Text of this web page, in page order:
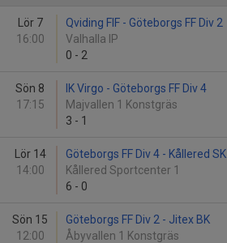
Lör 7
16:00
Qviding FIF - Göteborgs FF Div 2
Valhalla IP
0 - 2
Sön 8
17:15
IK Virgo - Göteborgs FF Div 4
Majvallen 1 Konstgräs
3 - 1
Lör 14
14:00
Göteborgs FF Div 4 - Kållered SK
Kållered Sportcenter 1
6 - 0
Sön 15
12:00
Göteborgs FF Div 2 - Jitex BK
Åbyvallen 1 Konstgräs